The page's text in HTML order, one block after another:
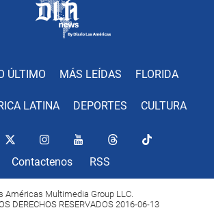
ÚLTIMO MÁS LEÍDAS FLORIDA
LATINA DEPORTES CULTURA
Contactenos RSS
Américas Multimedia Group LLC.
DERECHOS RESERVADOS 2016-06-13